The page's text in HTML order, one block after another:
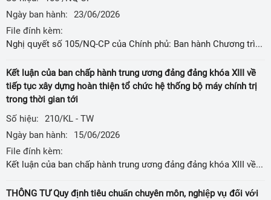
Ngày ban hành:
23/06/2026
File đính kèm:
Nghị quyết số 105/NQ-CP của Chính phủ: Ban hành Chương trình hành động của Chính phủ thực hiện Kết luận số 210-KL/TW ngày 12 tháng 11 năm 2025 của Ban Chấp hành Trung ương Đảng khóa XIII
Kết luận của ban chấp hành trung ương đảng đảng khóa XIII về
tiếp tục xây dựng hoàn thiện tổ chức hệ thống bộ máy chính trị
trong thời gian tới
Số hiệu:
210/KL - TW
Ngày ban hành:
15/06/2026
File đính kèm:
Kết luận của ban chấp hành trung ương đảng đảng khóa XIII về tiếp tục xây dựng hoàn thiện tổ chức hệ thống bộ máy chính trị trong thời gian tới
THÔNG TƯ Quy định tiêu chuẩn chuyên môn, nghiệp vụ đối với